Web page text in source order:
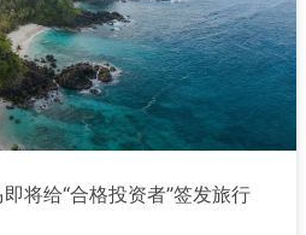
将给“合格投资者”签发旅行